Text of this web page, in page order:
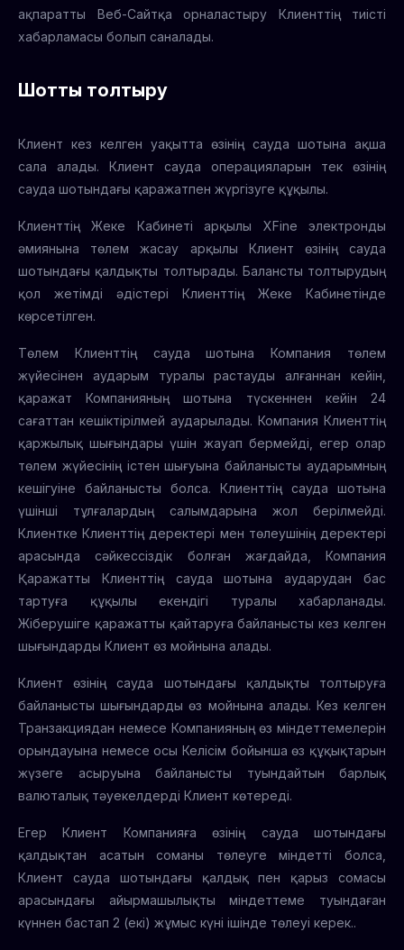
ақпаратты Веб-Сайтқа орналастыру Клиенттің тиісті
хабарламасы болып саналады.
Шотты толтыру
Клиент кез келген уақытта өзінің сауда шотына ақша
сала алады. Клиент сауда операцияларын тек өзінің
сауда шотындағы қаражатпен жүргізуге құқылы.
Клиенттің Жеке Кабинеті арқылы XFine электронды
әмиянына төлем жасау арқылы Клиент өзінің сауда
шотындағы қалдықты толтырады. Балансты толтырудың
қол жетімді әдістері Клиенттің Жеке Кабинетінде
көрсетілген.
Төлем Клиенттің сауда шотына Компания төлем
жүйесінен аударым туралы растауды алғаннан кейін,
қаражат Компанияның шотына түскеннен кейін 24
сағаттан кешіктірілмей аударылады. Компания Клиенттің
қаржылық шығындары үшін жауап бермейді, егер олар
төлем жүйесінің істен шығуына байланысты аударымның
кешігуіне байланысты болса. Клиенттің сауда шотына
үшінші тұлғалардың салымдарына жол берілмейді.
Клиентке Клиенттің деректері мен төлеушінің деректері
арасында сәйкессіздік болған жағдайда, Компания
Қаражатты Клиенттің сауда шотына аударудан бас
тартуға құқылы екендігі туралы хабарланады.
Жіберушіге қаражатты қайтаруға байланысты кез келген
шығындарды Клиент өз мойнына алады.
Клиент өзінің сауда шотындағы қалдықты толтыруға
байланысты шығындарды өз мойнына алады. Кез келген
Транзакциядан немесе Компанияның өз міндеттемелерін
орындауына немесе осы Келісім бойынша өз құқықтарын
жүзеге асыруына байланысты туындайтын барлық
валюталық тәуекелдерді Клиент көтереді.
Егер Клиент Компанияға өзінің сауда шотындағы
қалдықтан асатын соманы төлеуге міндетті болса,
Клиент сауда шотындағы қалдық пен қарыз сомасы
арасындағы айырмашылықты міндеттеме туындаған
күннен бастап 2 (екі) жұмыс күні ішінде төлеуі керек..